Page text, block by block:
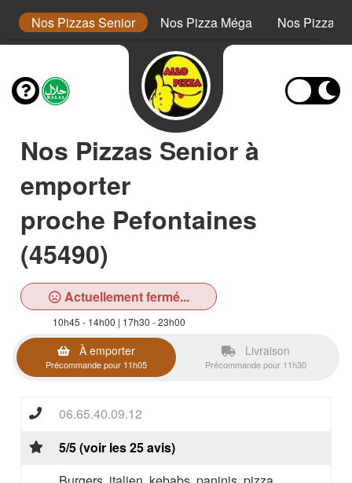
Nos Pizzas Senior Nos Pizza Méga Nos Pizzas
Nos Pizzas Senior à
emporter
proche Pefontaines
(45490)
Actuellement fermé...
10h45 - 14h00 | 17h30 - 23h00
À emporter
Précommande pour 11h05
Livraison
Précommande pour 11h30
06.65.40.09.12
5/5 (voir les 25 avis)